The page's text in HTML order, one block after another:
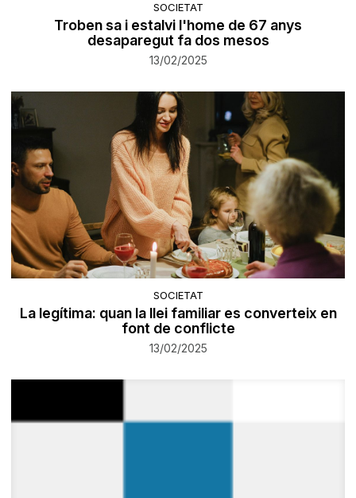
SOCIETAT
Troben sa i estalvi l'home de 67 anys
desaparegut fa dos mesos
13/02/2025
SOCIETAT
La legítima: quan la llei familiar es converteix en
font de conflicte
13/02/2025